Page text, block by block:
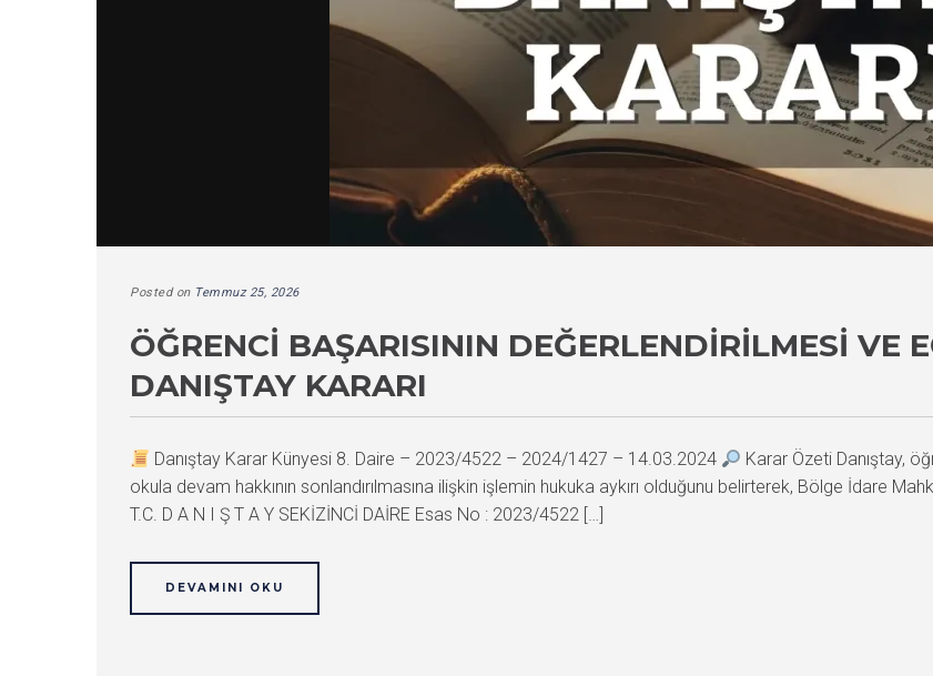
Posted on Temmuz 25, 2026
ÖĞRENCI BAŞARISININ DEĞERLENDIRILMESI VE
DANIŞTAY KARARI
Danıştay Karar Künyesi 8. Daire – 2023/4522 – 2024/1427 – 14.03.2024
Karar Özeti Danıştay,
okula devam hakkının sonlandırılmasına ilişkin işlemin hukuka aykırı olduğunu belirterek, Bölge İdare
T.C. D A N I Ş T A Y SEKİZİNCİ DAİRE Esas No : 2023/4522 […]
DEVAMINI OKU